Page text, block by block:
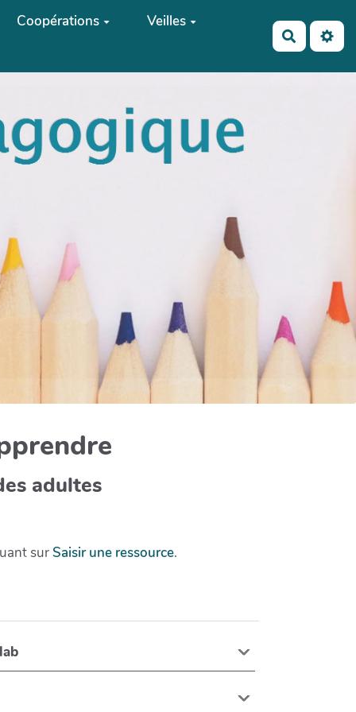
Coopérations
Veilles
adultes
surSaisir une ressource.
lab